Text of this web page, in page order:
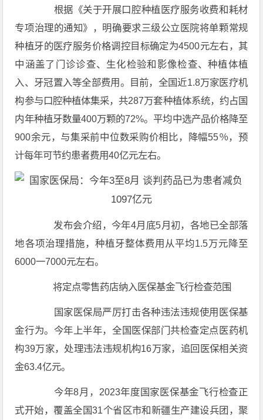
根据《关于开展口腔种植医疗服务收费和耗材
专项治理的通知》，明确要求三级公立医院将单颗常规
种植牙的医疗服务价格调控目标确定为4500元左右，其
中涵盖了门诊诊查、生化检验和影像检查、种植体植
入、牙冠置入等全部费用。目前，全国近1.8万家医疗机
构参与口腔种植体集采，共287万套种植体系统，约占国
内年种植牙数量400万颗的72%。平均中选产品价格降至
900余元，与集采前中位数采购价相比，降幅55％，预
计每年可节约患者费用40亿元左右。
发布会介绍，今年4月底5月初，各地已全部落
地各项治理措施，种植牙整体费用从平均1.5万元降至
6000一7000元左右。
将定点零售药店纳入医保基金飞行检查范围
国家医保局严厉打击各种违法违规使用医保基
金行为。今年上半年，全国医保部门共检查定点医药机
构39万家，处理违法违规机构16万家，追回医保相关资
金63.4亿元。
今年8月，2023年度国家医保基金飞行检查正
式开始，覆盖全国31个省区市和新疆生产建设兵团，聚